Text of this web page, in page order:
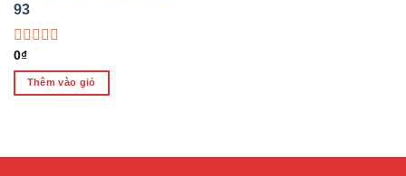
93
Được
xếp
hạng
0
0₫
Thêm vào giỏ